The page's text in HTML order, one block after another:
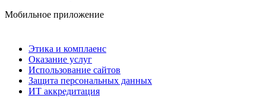
Мобильное приложение
Этика и комплаенс
Оказание услуг
Использование сайтов
Защита персональных данных
ИТ аккредитация